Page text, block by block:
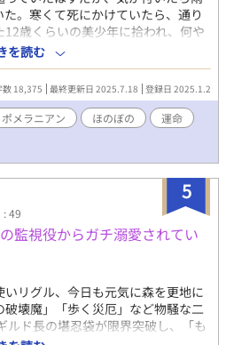
。寒くて死にかけていたら、通り
歳くらいの美少年に拾われ、何や
。 それから温かいご飯食べさせて
らったり、柔らかいベッドで寝か
ったり、ボールとかもらったり、そ
？ ｢え、俺何か、犬になってな
(12)×ポメラニアン獣人転生者(1)
を読む
数 18,375 最終更新日 2025.7.18 登録日 2025.1.2
ポメラニアン ほのぼの
運命
5
: 49
監視役からガチ溺愛されてい
リグル、今日も元気に森を更地に
破壊魔」「歩く災厄」など物騒な二
ルド長の堪忍袋が限界突破し、「も